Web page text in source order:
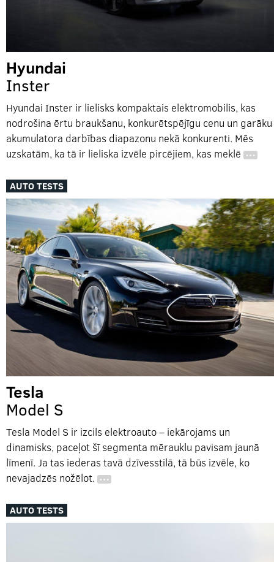
Hyundai
Inster
Hyundai Inster ir lielisks kompaktais elektromobilis, kas
nodrošina ērtu braukšanu, konkurētspējīgu cenu un garāku
akumulatora darbības diapazonu nekā konkurenti. Mēs
uzskatām, ka tā ir lieliska izvēle pircējiem, kas meklē …
AUTO TESTS
Tesla
Model S
Tesla Model S ir izcils elektroauto – iekārojams un
dinamisks, paceļot šī segmenta mērauklu pavisam jaunā
līmenī. Ja tas iederas tavā dzīvesstilā, tā būs izvēle, ko
nevajadzēs nožēlot. …
AUTO TESTS